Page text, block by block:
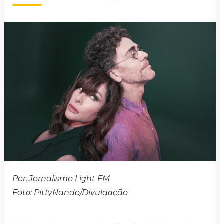
Por: Jornalismo Light FM
Foto: PittyNando/Divulgação